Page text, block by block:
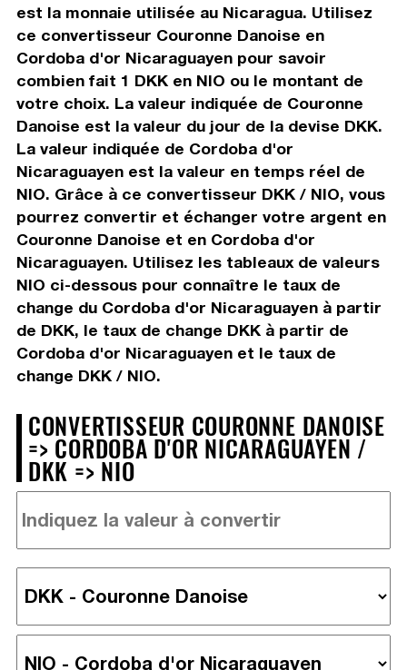
est la monnaie utilisée au Nicaragua. Utilisez
ce convertisseur Couronne Danoise en
Cordoba d'or Nicaraguayen pour savoir
combien fait 1 DKK en NIO ou le montant de
votre choix. La valeur indiquée de Couronne
Danoise est la valeur du jour de la devise DKK.
La valeur indiquée de Cordoba d'or
Nicaraguayen est la valeur en temps réel de
NIO. Grâce à ce convertisseur DKK / NIO, vous
pourrez convertir et échanger votre argent en
Couronne Danoise et en Cordoba d'or
Nicaraguayen. Utilisez les tableaux de valeurs
NIO ci-dessous pour connaître le taux de
change du Cordoba d'or Nicaraguayen à partir
de DKK, le taux de change DKK à partir de
Cordoba d'or Nicaraguayen et le taux de
change DKK / NIO.
CONVERTISSEUR COURONNE DANOISE
=> CORDOBA D'OR NICARAGUAYEN /
DKK => NIO